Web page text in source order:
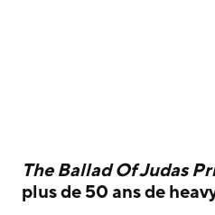
The Ballad Of Judas
plus de 50 ans de